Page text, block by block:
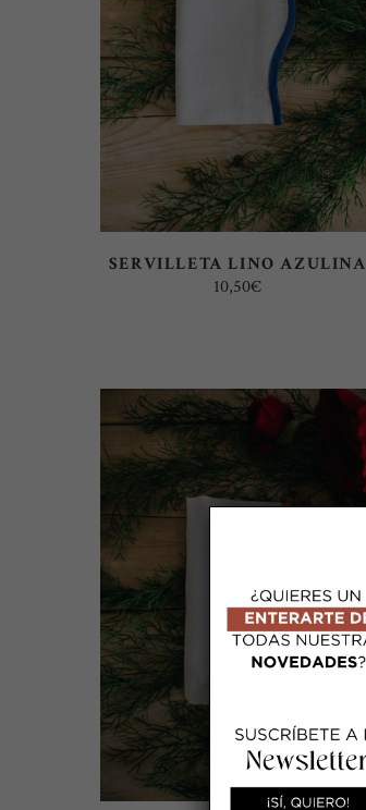
SELECT OPTIONS
SERVILLETA LINO AZULINA
10,50€
SELECT OPTIONS